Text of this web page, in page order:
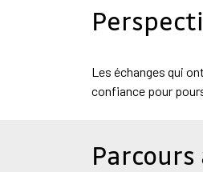
Les échanges qui
confiance pour